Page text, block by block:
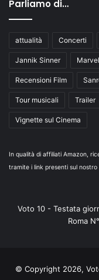
Parliamo di…
attualità Concerti
Jannik Sinner Marvel
Recensioni Film
Tour musicali Trailer
Vignette sul Cinema
In qualità di affiliati Amazon,
tramite i link presenti sul nostro
Voto 10 - Testata
Roma
© Copyright 2026,